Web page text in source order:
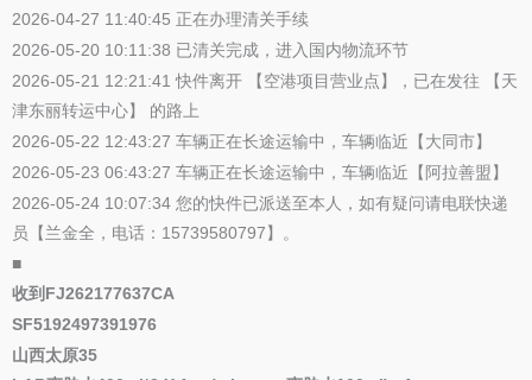
2026-04-27 11:40:45 正在办理清关手续
2026-05-20 10:11:38 已清关完成，进入国内物流环节
2026-05-21 12:21:41 快件离开 【空港项目营业点】，已在发往 【天
津东丽转运中心】 的路上
2026-05-22 12:43:27 车辆正在长途运输中，车辆临近【大同市】
2026-05-23 06:43:27 车辆正在长途运输中，车辆临近【阿拉善盟】
2026-05-24 10:07:34 您的快件已派送至本人，如有疑问请电联快递
员【兰金全，电话：15739580797】。
■
收到FJ262177637CA
SF5192497391976
山西太原35